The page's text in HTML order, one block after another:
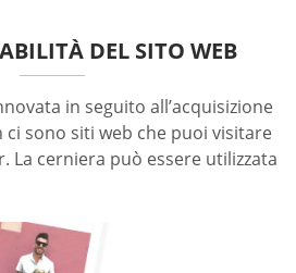
DEL SITO WEB
in seguito all’acquisizione
ci sono siti web che puoi visitare
La cerniera può essere utilizzata